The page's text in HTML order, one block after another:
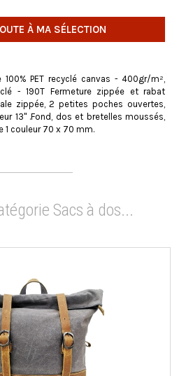
À MA SÉLECTION
PET recyclé canvas - 400gr/m²,
- 190T Fermeture zippée et rabat
zippée, 2 petites poches ouvertes,
13" .Fond, dos et bretelles moussés,
1 couleur 70 x 70 mm.
Sacs à dos...